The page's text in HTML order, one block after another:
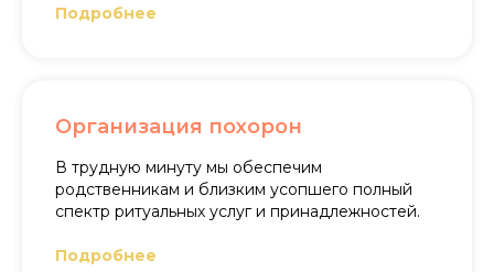
Подробнее
Организация похорон
В трудную минуту мы обеспечим
родственникам и близким усопшего полный
спектр ритуальных услуг и принадлежностей.
Подробнее